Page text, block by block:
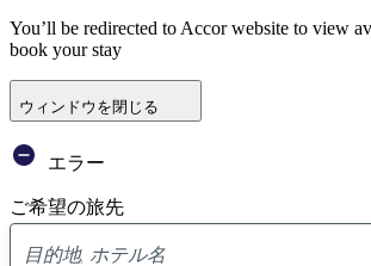
You’ll be redirected to Accor website to view
book your stay
ウィンドウを閉じる
エラー
ご希望の旅先